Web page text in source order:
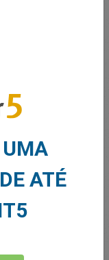
UMA
ATÉ